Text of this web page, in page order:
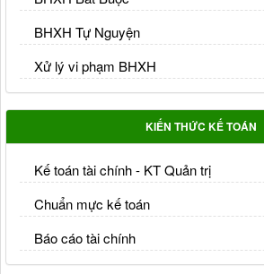
BHXH Tự Nguyện
Xử lý vi phạm BHXH
KIẾN THỨC KẾ TOÁN
Kế toán tài chính - KT Quản trị
Chuẩn mực kế toán
Báo cáo tài chính